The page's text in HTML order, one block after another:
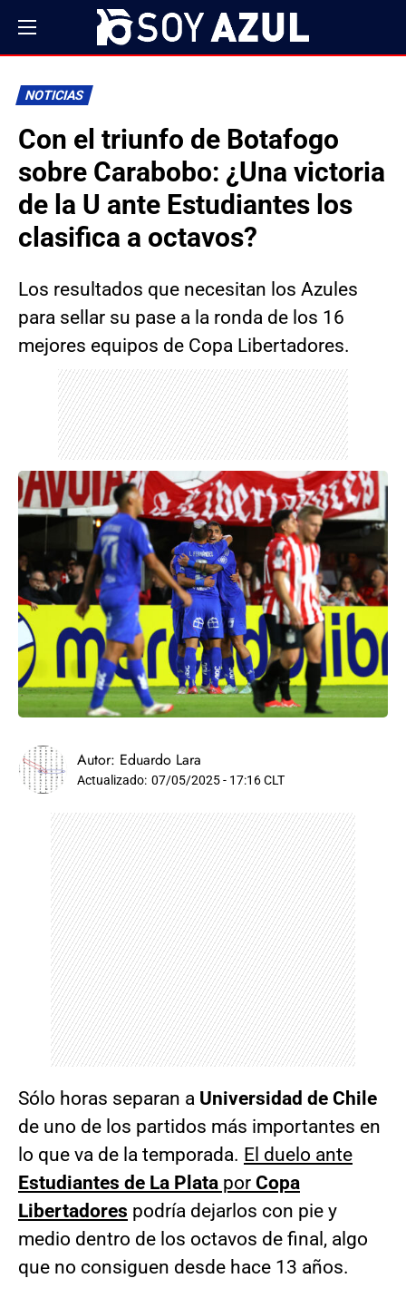
NOTICIAS
Con el triunfo de Botafogo
sobre Carabobo: ¿Una victoria
de la U ante Estudiantes los
clasifica a octavos?
Los resultados que necesitan los Azules
para sellar su pase a la ronda de los 16
mejores equipos de Copa Libertadores.
Autor: Eduardo Lara
Actualizado: 07/05/2025 - 17:16 CLT
Sólo horas separan a Universidad de Chile
de uno de los partidos más importantes en
lo que va de la temporada. El duelo ante
Estudiantes de La Plata por Copa
Libertadores podría dejarlos con pie y
medio dentro de los octavos de final, algo
que no consiguen desde hace 13 años.